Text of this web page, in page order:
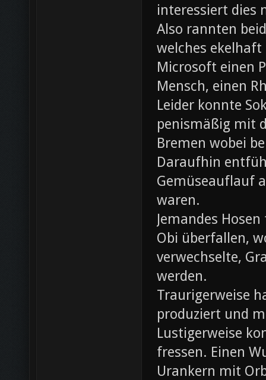
interessiert dies
Also rannten
welches
Microsoft einen
Mensch, einen
Leider konnte
penismäßig mit
Bremen wobei
Daraufhin
Gemüseauflauf
waren.
Jemandes
Obi überfallen,
verwechselte,
werden.
Traurigerweise
produziert und
Lustigerweise
fressen. Einen
Urankern mit